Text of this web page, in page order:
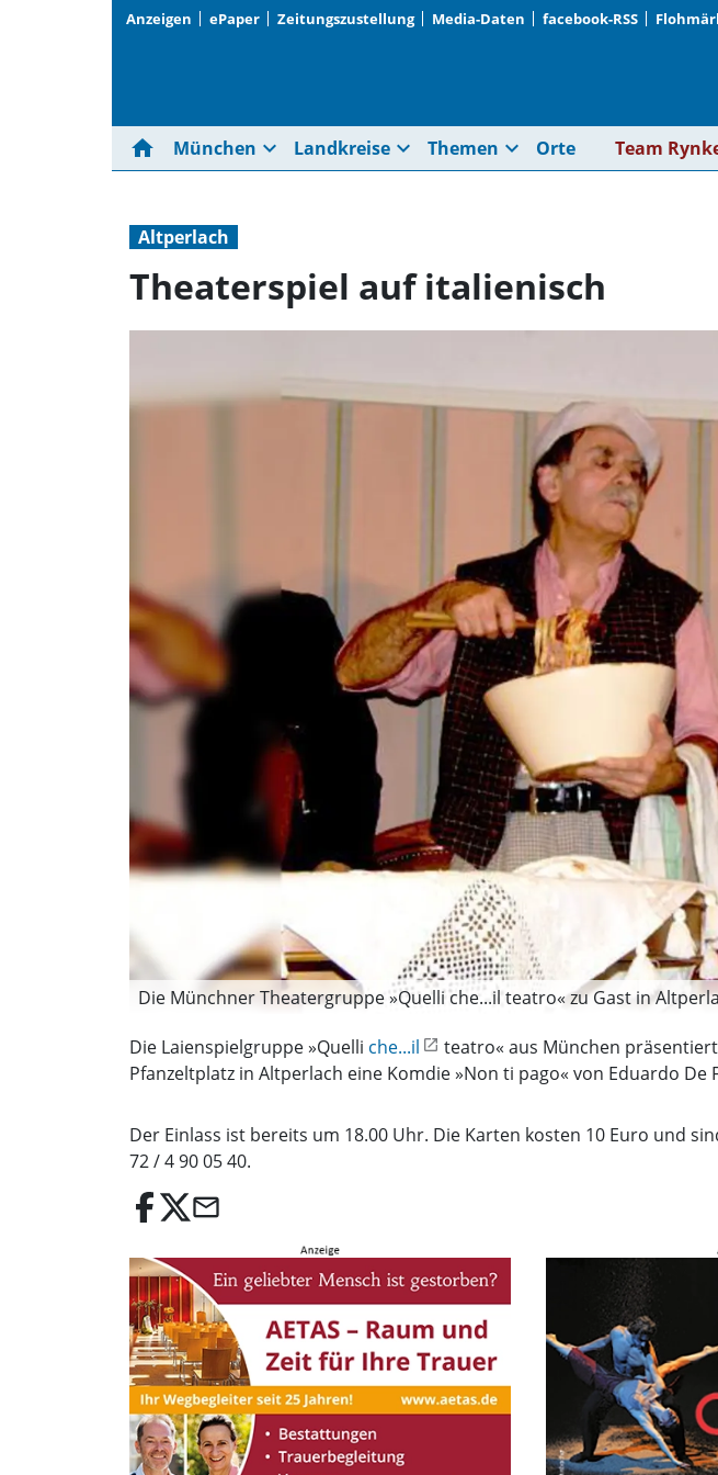
Anzeigen ePaper Zeitungszustellung Media-Daten facebook-RSS
home München expand_more Landkreise expand_more Themen expand_more Orte Team
Altperlach
Theaterspiel auf italienisch
Die Münchner Theatergruppe »Quelli che...il teatro« zu Gast in
Die Laienspielgruppe »Quelli che...il
teatro« aus München
Pfanzeltplatz in Altperlach eine Komdie »Non ti pago« von Eduardo De
Der Einlass ist bereits um 18.00 Uhr. Die Karten kosten 10 Euro und
72 / 4 90 05 40.
email